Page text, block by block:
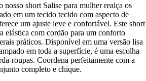
nosso short Salise para mulher realça os
em um tecido tecido com aspecto de
um ajuste leve e confortável. Este short
elástica com cordão para um conforto
práticos. Disponível em uma versão lisa
em toda a superfície, é uma escolha
roupas. Coordena perfeitamente com a
completo e chique.